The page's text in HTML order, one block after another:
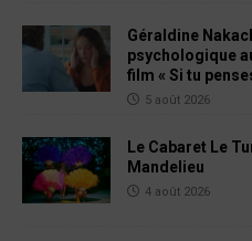
Géraldine
psychologique
film « Si tu
5 août 2026
Le Cabaret Le
Mandelieu
4 août 2026